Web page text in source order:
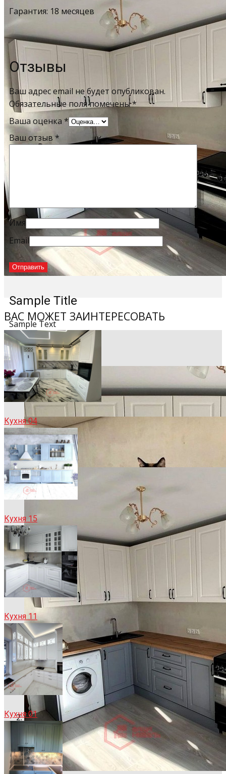
Sample Title
Sample Text
Гарантия: 18 месяцев
Отзывы
Ваш адрес email не будет опубликован.
Обязательные поля помечены*
Ваша оценка *
Ваш отзыв *
Имя
Email
ВАС МОЖЕТ ЗАИНТЕРЕСОВАТЬ
Кухня 04
Кухня 15
Кухня 11
Кухня 01